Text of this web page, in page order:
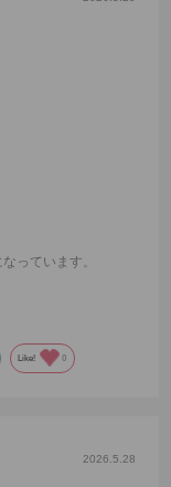
っています。
て尋ねてみまし
履くことにしまし
Like! 0
2026.5.28